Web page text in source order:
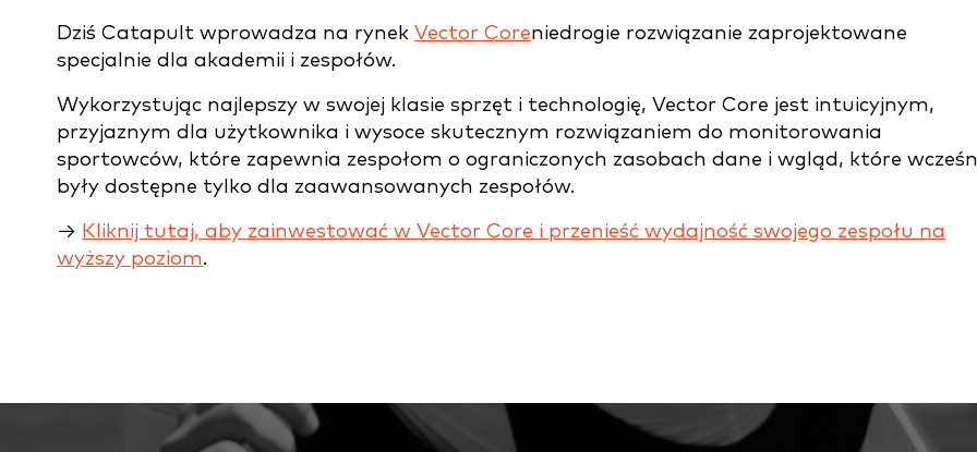
Dziś Catapult wprowadza na rynek Vector Coreniedrogie rozwiązanie zaprojektowane
specjalnie dla akademii i zespołów.
Wykorzystując najlepszy w swojej klasie sprzęt i technologię, Vector Core jest intuicyjnym,
przyjaznym dla użytkownika i wysoce skutecznym rozwiązaniem do monitorowania
sportowców, które zapewnia zespołom o ograniczonych zasobach dane i wgląd, które
były dostępne tylko dla zaawansowanych zespołów.
→ Kliknij tutaj, aby zainwestować w Vector Core i przenieść wydajność swojego zespołu na
wyższy poziom.